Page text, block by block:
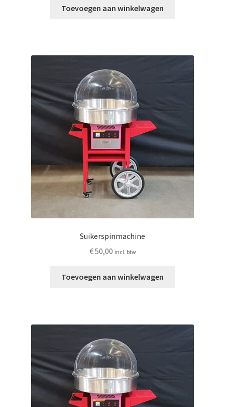
Toevoegen aan winkelwagen
Suikerspinmachine
€50,00 incl. btw
Toevoegen aan winkelwagen